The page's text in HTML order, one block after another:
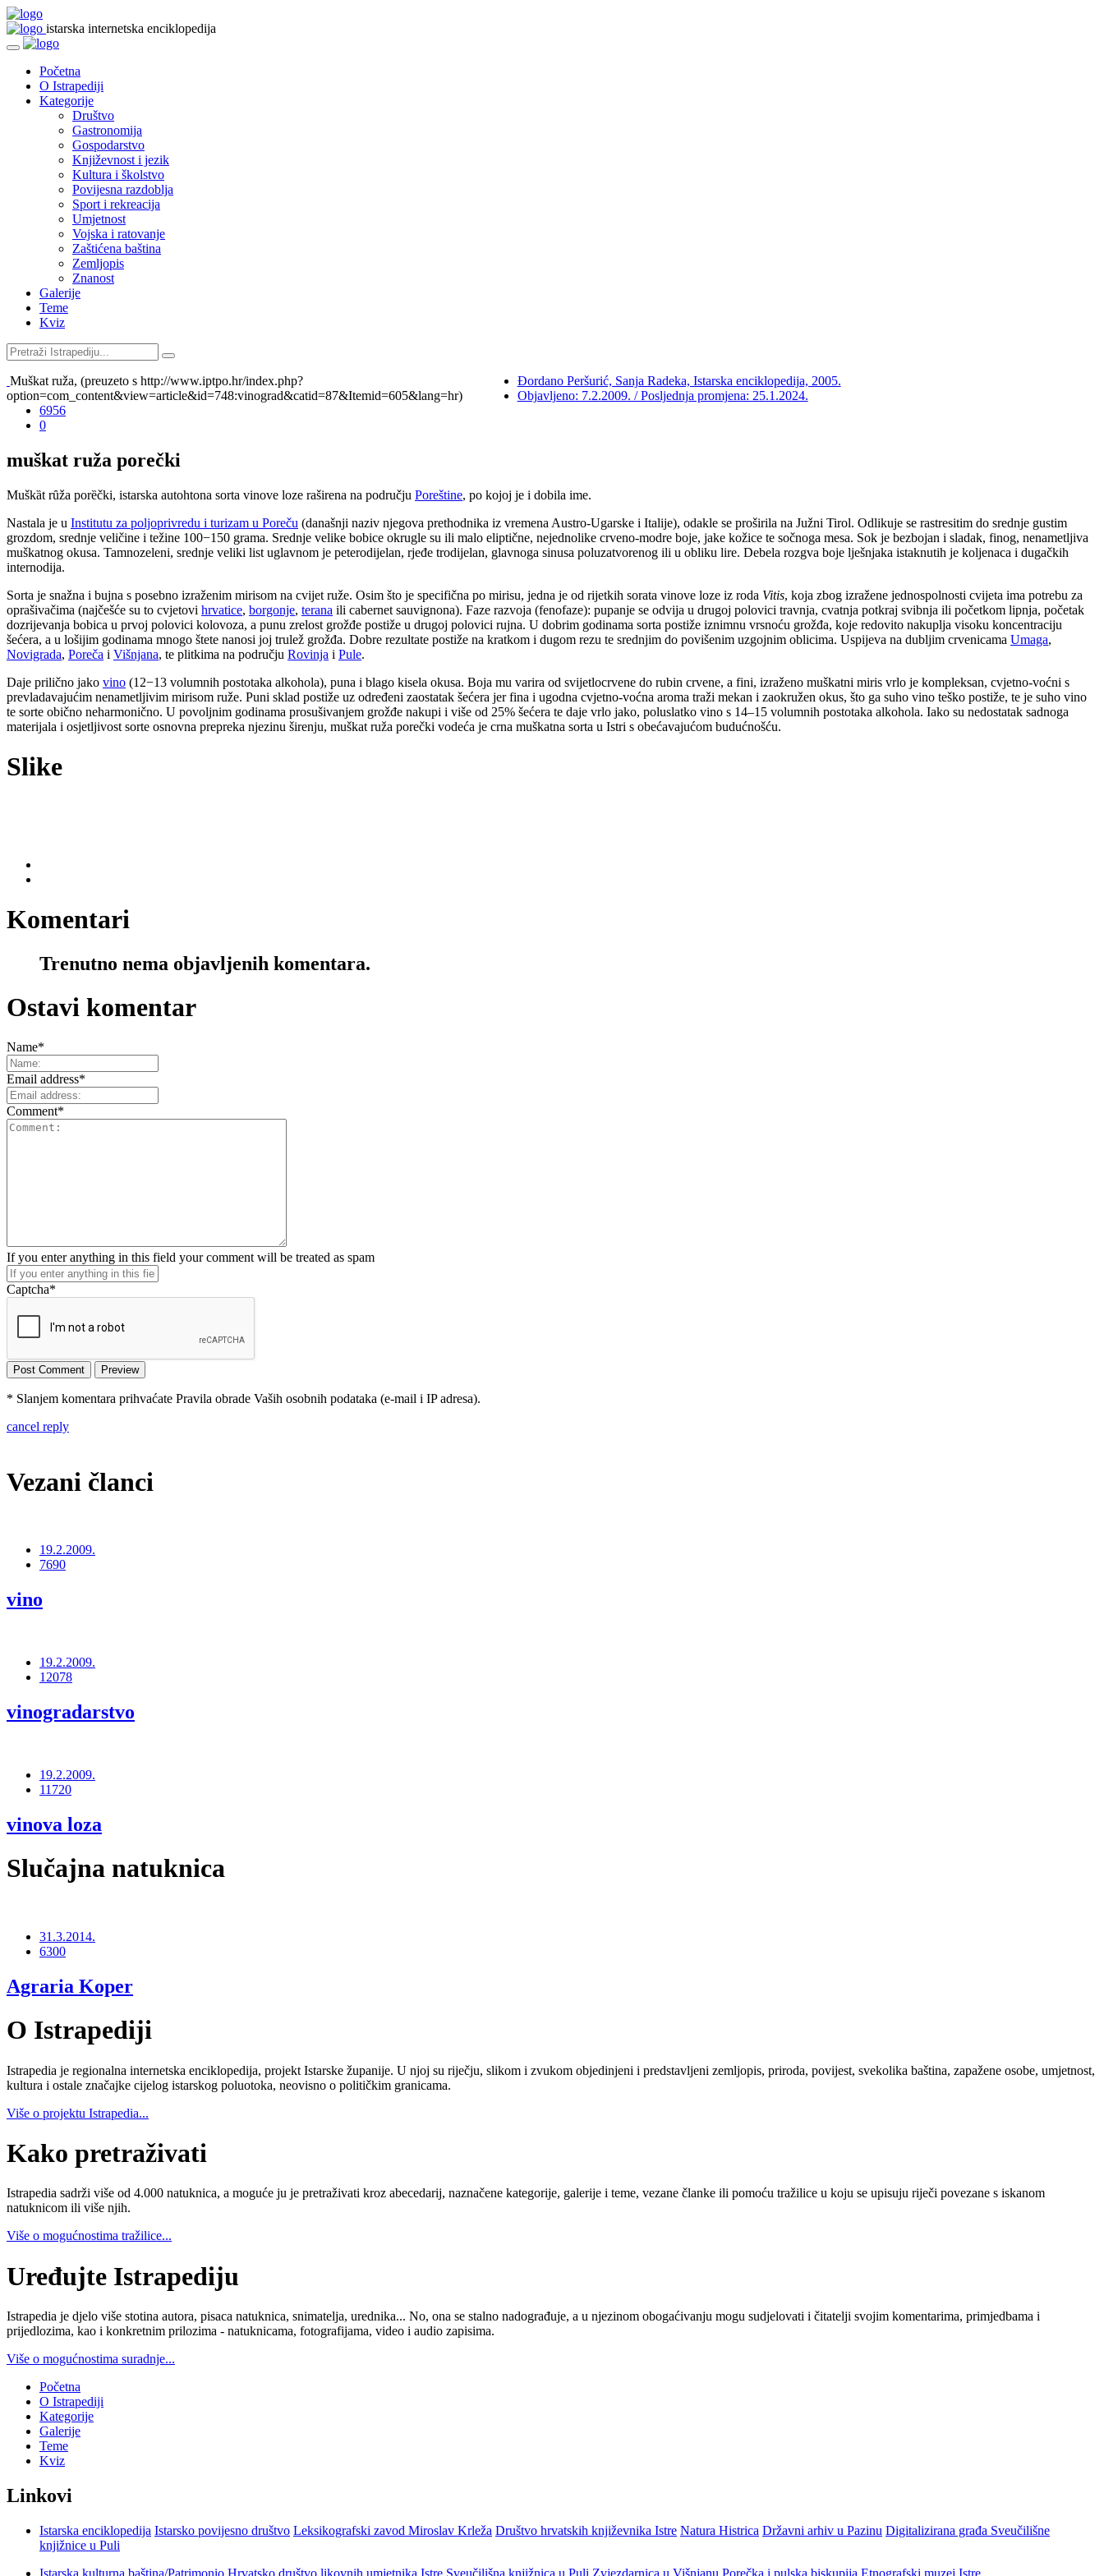
istarska internetska enciklopedija
Početna
O Istrapediji
Kategorije
Društvo
Gastronomija
Gospodarstvo
Književnost i jezik
Kultura i školstvo
Povijesna razdoblja
Sport i rekreacija
Umjetnost
Vojska i ratovanje
Zaštićena baština
Zemljopis
Znanost
Galerije
Teme
Kviz
Muškat ruža, (preuzeto s http://www.iptpo.hr/index.php?
option=com_content&view=article&id=748:vinograd&catid=87&Itemid=605&lang=hr)
Đordano Peršurić, Sanja Radeka, Istarska enciklopedija, 2005.
Objavljeno: 7.2.2009. / Posljednja promjena: 25.1.2024.
6956
0
muškat ruža porečki
Muškȁt rȗža porȅčki, istarska autohtona sorta vinove loze raširena na području Poreštine, po kojoj je i dobila ime.
Nastala je u Institutu za poljoprivredu i turizam u Poreču (današnji naziv njegova prethodnika iz vremena Austro-Ugarske i Italije), odakle se proširila na Južni Tirol. Odlikuje se rastresitim do srednje gustim
grozdom, srednje veličine i težine 100−150 grama. Srednje velike bobice okrugle su ili malo eliptične, nejednolike crveno-modre boje, jake kožice te sočnoga mesa. Sok je bezbojan i sladak, finog, nenametljiva
muškatnog okusa. Tamnozeleni, srednje veliki list uglavnom je peterodijelan, rjeđe trodijelan, glavnoga sinusa poluzatvorenog ili u obliku lire. Debela rozgva boje lješnjaka istaknutih je koljenaca i dugačkih
internodija.
Sorta je snažna i bujna s posebno izraženim mirisom na cvijet ruže. Osim što je specifična po mirisu, jedna je od rijetkih sorata vinove loze iz roda Vitis, koja zbog izražene jednospolnosti cvijeta ima potrebu za
oprašivačima (najčešće su to cvjetovi hrvatice, borgonje, terana ili cabernet sauvignona). Faze razvoja (fenofaze): pupanje se odvija u drugoj polovici travnja, cvatnja potkraj svibnja ili početkom lipnja, početak
dozrijevanja bobica u prvoj polovici kolovoza, a punu zrelost grožđe postiže u drugoj polovici rujna. U dobrim godinama sorta postiže iznimnu vrsnoću grožđa, koje redovito nakuplja visoku koncentraciju
šećera, a u lošijim godinama mnogo štete nanosi joj trulež grožđa. Dobre rezultate postiže na kratkom i dugom rezu te srednjim do povišenim uzgojnim oblicima. Uspijeva na dubljim crvenicama Umaga,
Novigrada, Poreča i Višnjana, te plitkima na području Rovinja i Pule.
Daje prilično jako vino (12−13 volumnih postotaka alkohola), puna i blago kisela okusa. Boja mu varira od svijetlocrvene do rubin crvene, a fini, izraženo muškatni miris vrlo je kompleksan, cvjetno-voćni s
prevladavajućim nenametljivim mirisom ruže. Puni sklad postiže uz određeni zaostatak šećera jer fina i ugodna cvjetno-voćna aroma traži mekan i zaokružen okus, što ga suho vino teško postiže, te je suho vino
te sorte obično neharmonično. U povoljnim godinama prosušivanjem grožđe nakupi i više od 25% šećera te daje vrlo jako, poluslatko vino s 14–15 volumnih postotaka alkohola. Iako su nedostatak sadnoga
materijala i osjetljivost sorte osnovna prepreka njezinu širenju, muškat ruža porečki vodeća je crna muškatna sorta u Istri s obećavajućom budućnošću.
Slike
Komentari
Trenutno nema objavljenih komentara.
Ostavi komentar
Name*
Email address*
Comment*
If you enter anything in this field your comment will be treated as spam
Captcha*
* Slanjem komentara prihvaćate Pravila obrade Vaših osobnih podataka (e-mail i IP adresa).
cancel reply
Vezani članci
19.2.2009.
7690
vino
19.2.2009.
12078
vinogradarstvo
19.2.2009.
11720
vinova loza
Slučajna natuknica
31.3.2014.
6300
Agraria Koper
O Istrapediji
Istrapedia je regionalna internetska enciklopedija, projekt Istarske županije. U njoj su riječju, slikom i zvukom objedinjeni i predstavljeni zemljopis, priroda, povijest, svekolika baština, zapažene osobe, umjetnost,
kultura i ostale značajke cijelog istarskog poluotoka, neovisno o političkim granicama.
Više o projektu Istrapedia...
Kako pretraživati
Istrapedia sadrži više od 4.000 natuknica, a moguće ju je pretraživati kroz abecedarij, naznačene kategorije, galerije i teme, vezane članke ili pomoću tražilice u koju se upisuju riječi povezane s iskanom
natuknicom ili više njih.
Više o mogućnostima tražilice...
Uređujte Istrapediju
Istrapedia je djelo više stotina autora, pisaca natuknica, snimatelja, urednika... No, ona se stalno nadograđuje, a u njezinom obogaćivanju mogu sudjelovati i čitatelji svojim komentarima, primjedbama i
prijedlozima, kao i konkretnim prilozima - natuknicama, fotografijama, video i audio zapisima.
Više o mogućnostima suradnje...
Početna
O Istrapediji
Kategorije
Galerije
Teme
Kviz
Linkovi
Istarska enciklopedija Istarsko povijesno društvo Leksikografski zavod Miroslav Krleža Društvo hrvatskih književnika Istre Natura Histrica Državni arhiv u Pazinu Digitalizirana građa Sveučilišne
knjižnice u Puli
Istarska kulturna baština/Patrimonio Hrvatsko društvo likovnih umjetnika Istre Sveučilišna knjižnica u Puli Zvjezdarnica u Višnjanu Porečka i pulska biskupija Etnografski muzej Istre